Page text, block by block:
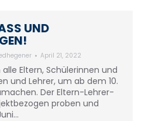
UND
April 21, 2022
Eltern, Schülerinnen und
und Lehrer, um ab dem 10.
Der Eltern-Lehrer-
proben und